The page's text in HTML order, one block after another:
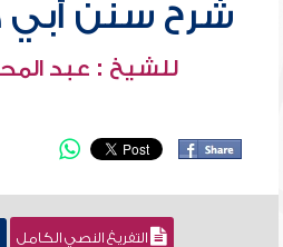
شرح سنن أبي
للشيخ : عبد
التفريغ النصي الكامل